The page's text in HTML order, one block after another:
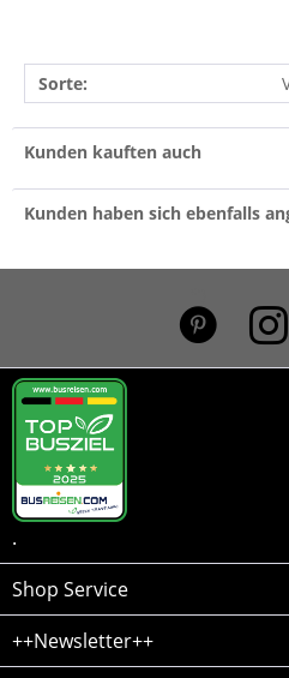
Sorte:
Kunden kauften auch
Kunden haben sich ebenfalls
.
Shop Service
++Newsletter++